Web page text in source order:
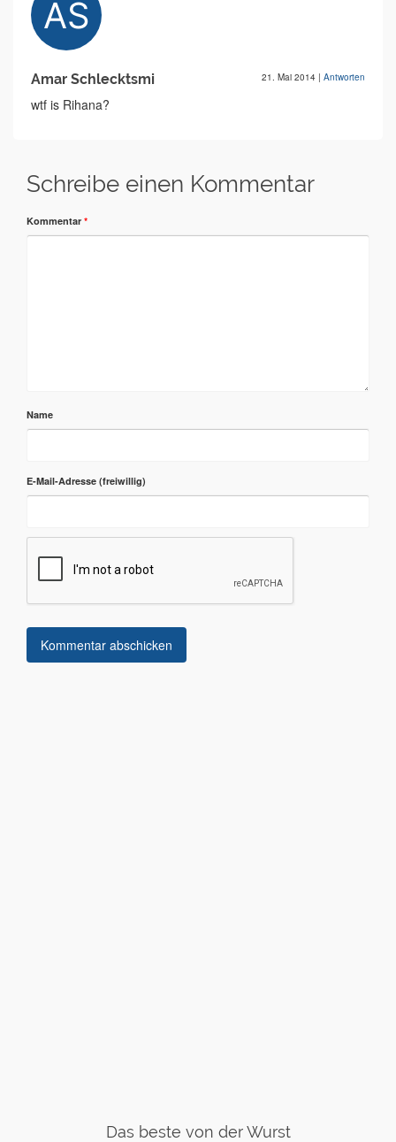
Amar Schlecktsmi 21. Mai 2014 | Antworten
wtf is Rihana?
Schreibe einen Kommentar
Kommentar *
Name
E-Mail-Adresse
Das beste von der Wurst